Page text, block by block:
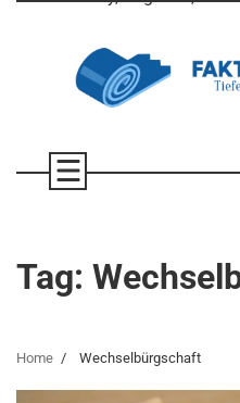
Tag:
Home Wechselbürgschaft